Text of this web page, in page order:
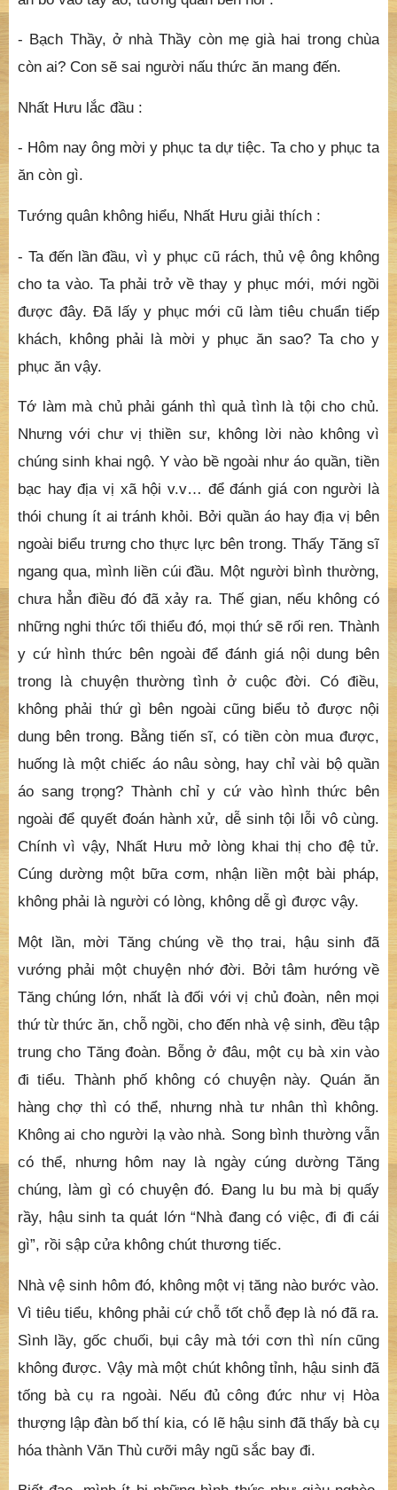
- Bạch Thầy, ở nhà Thầy còn mẹ già hai trong chùa
còn ai? Con sẽ sai người nấu thức ăn mang đến.
Nhất Hưu lắc đầu :
- Hôm nay ông mời y phục ta dự tiệc. Ta cho y phục ta
ăn còn gì.
Tướng quân không hiểu, Nhất Hưu giải thích :
- Ta đến lần đầu, vì y phục cũ rách, thủ vệ ông không
cho ta vào. Ta phải trở về thay y phục mới, mới ngồi
được đây. Đã lấy y phục mới cũ làm tiêu chuẩn tiếp
khách, không phải là mời y phục ăn sao? Ta cho y
phục ăn vậy.
Tớ làm mà chủ phải gánh thì quả tình là tội cho chủ.
Nhưng với chư vị thiền sư, không lời nào không vì
chúng sinh khai ngộ. Y vào bề ngoài như áo quần, tiền
bạc hay địa vị xã hội v.v… để đánh giá con người là
thói chung ít ai tránh khỏi. Bởi quần áo hay địa vị bên
ngoài biểu trưng cho thực lực bên trong. Thấy Tăng sĩ
ngang qua, mình liền cúi đầu. Một người bình thường,
chưa hẳn điều đó đã xảy ra. Thế gian, nếu không có
những nghi thức tối thiểu đó, mọi thứ sẽ rối ren. Thành
y cứ hình thức bên ngoài để đánh giá nội dung bên
trong là chuyện thường tình ở cuộc đời. Có điều,
không phải thứ gì bên ngoài cũng biểu tỏ được nội
dung bên trong. Bằng tiến sĩ, có tiền còn mua được,
huống là một chiếc áo nâu sòng, hay chỉ vài bộ quần
áo sang trọng? Thành chỉ y cứ vào hình thức bên
ngoài để quyết đoán hành xử, dễ sinh tội lỗi vô cùng.
Chính vì vậy, Nhất Hưu mở lòng khai thị cho đệ tử.
Cúng dường một bữa cơm, nhận liền một bài pháp,
không phải là người có lòng, không dễ gì được vậy.
Một lần, mời Tăng chúng về thọ trai, hậu sinh đã
vướng phải một chuyện nhớ đời. Bởi tâm hướng về
Tăng chúng lớn, nhất là đối với vị chủ đoàn, nên mọi
thứ từ thức ăn, chỗ ngồi, cho đến nhà vệ sinh, đều tập
trung cho Tăng đoàn. Bỗng ở đâu, một cụ bà xin vào
đi tiểu. Thành phố không có chuyện này. Quán ăn
hàng chợ thì có thể, nhưng nhà tư nhân thì không.
Không ai cho người lạ vào nhà. Song bình thường vẫn
có thể, nhưng hôm nay là ngày cúng dường Tăng
chúng, làm gì có chuyện đó. Đang lu bu mà bị quấy
rầy, hậu sinh ta quát lớn “Nhà đang có việc, đi đi cái
gì”, rồi sập cửa không chút thương tiếc.
Nhà vệ sinh hôm đó, không một vị tăng nào bước vào.
Vì tiêu tiểu, không phải cứ chỗ tốt chỗ đẹp là nó đã ra.
Sình lầy, gốc chuối, bụi cây mà tới cơn thì nín cũng
không được. Vậy mà một chút không tỉnh, hậu sinh đã
tống bà cụ ra ngoài. Nếu đủ công đức như vị Hòa
thượng lập đàn bố thí kia, có lẽ hậu sinh đã thấy bà cụ
hóa thành Văn Thù cưỡi mây ngũ sắc bay đi.